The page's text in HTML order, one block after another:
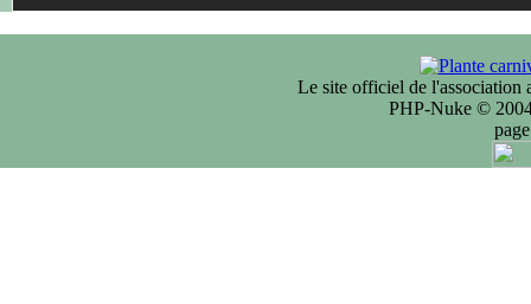
Le site officiel de l'association
PHP-Nuke ©